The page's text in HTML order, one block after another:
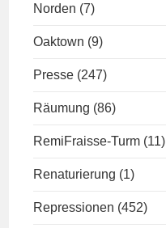
Norden (7)
Oaktown (9)
Presse (247)
Räumung (86)
RemiFraisse-Turm (11)
Renaturierung (1)
Repressionen (452)